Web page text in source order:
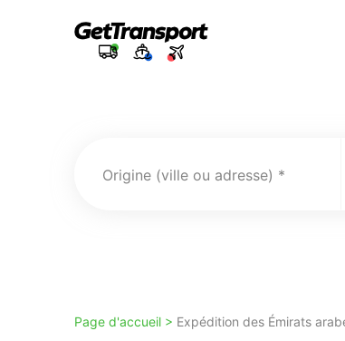
Origine (ville ou adresse)
Page d'accueil > Expédition des Émirats